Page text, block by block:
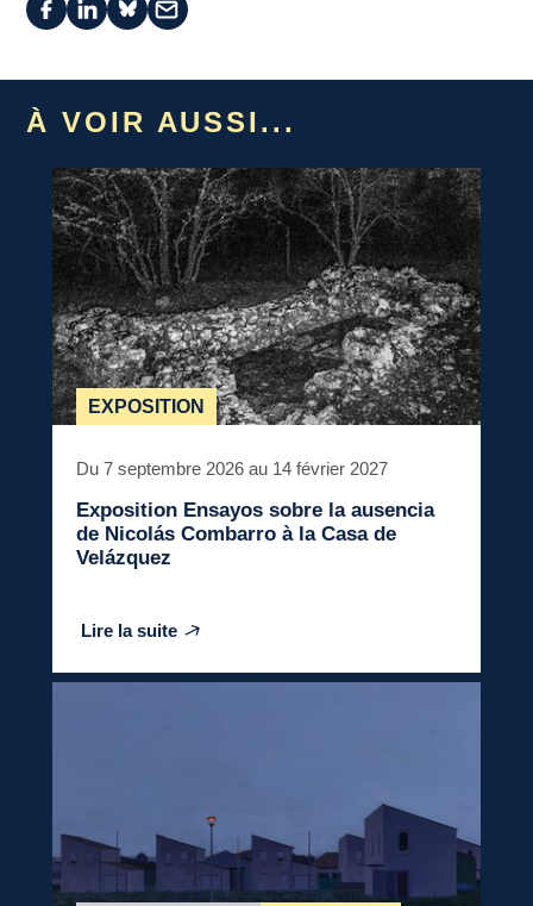
À VOIR AUSSI...
EXPOSITION
Du 7 septembre 2026 au 14 février 2027
Exposition Ensayos sobre la ausencia
de Nicolás Combarro à la Casa de
Velázquez
Lire la suite